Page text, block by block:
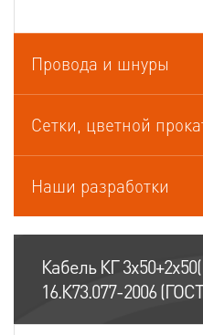
Кабели судовые
Кабели термоэлектродные
Провода и шнуры
Сетки, цветной
Наши разработки
Кабель КГ
16.К73.077-2006